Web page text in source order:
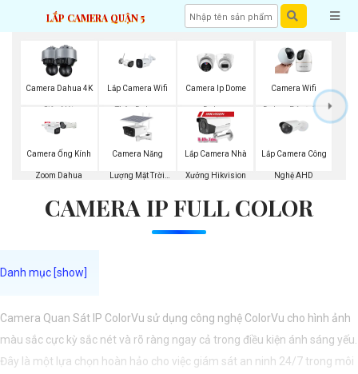
LẮP CAMERA QUẬN 5
Camera Dahua 4K
Siêu Nét
Lắp Camera Wifi
Thân Dahua
Camera Ip Dome
Dahua
Camera Wifi
Dahua Báo Động
Camera Ống Kính
Zoom Dahua
Camera Năng
Lượng Mặt Trời
Lắp Camera Nhà
Xưởng Hikvision
Lắp Camera Công
Nghệ AHD
CAMERA IP FULL COLOR
Camera Quan Sát IP ColorVu sử dụng công nghệ ColorVu cho hình ảnh
màu sắc cực kỳ sắc nét và rõ ràng ngay cả trong điều kiện ánh sáng yếu.
Đây là một lựa chọn hoàn hảo cho việc giám sát an ninh 24/7 trong môi